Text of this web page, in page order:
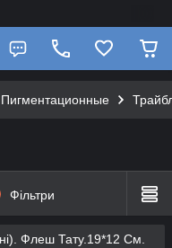
Пигментационные
Фільтри
Флеш Тату.19*12 См.